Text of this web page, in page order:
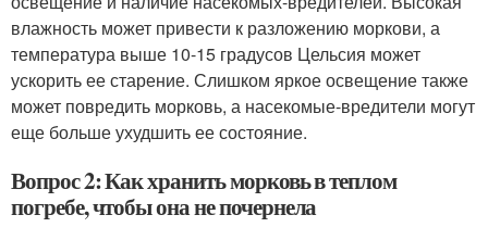
влажность может привести к разложению моркови, а
температура выше 10-15 градусов Цельсия может
ускорить ее старение. Слишком яркое освещение также
может повредить морковь, а насекомые-вредители могут
еще больше ухудшить ее состояние.
Вопрос 2: Как хранить морковь в теплом
погребе, чтобы она не почернела